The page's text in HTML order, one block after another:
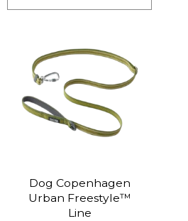
Dog Copenhagen
Urban Freestyle™
Line